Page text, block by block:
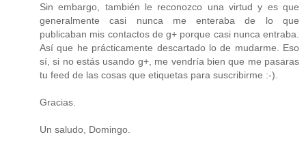
Sin embargo, también le reconozco una virtud y es que
generalmente casi nunca me enteraba de lo que
publicaban mis contactos de g+ porque casi nunca entraba.
Así que he prácticamente descartado lo de mudarme. Eso
sí, si no estás usando g+, me vendría bien que me pasaras
tu feed de las cosas que etiquetas para suscribirme :-).
Gracias.
Un saludo, Domingo.